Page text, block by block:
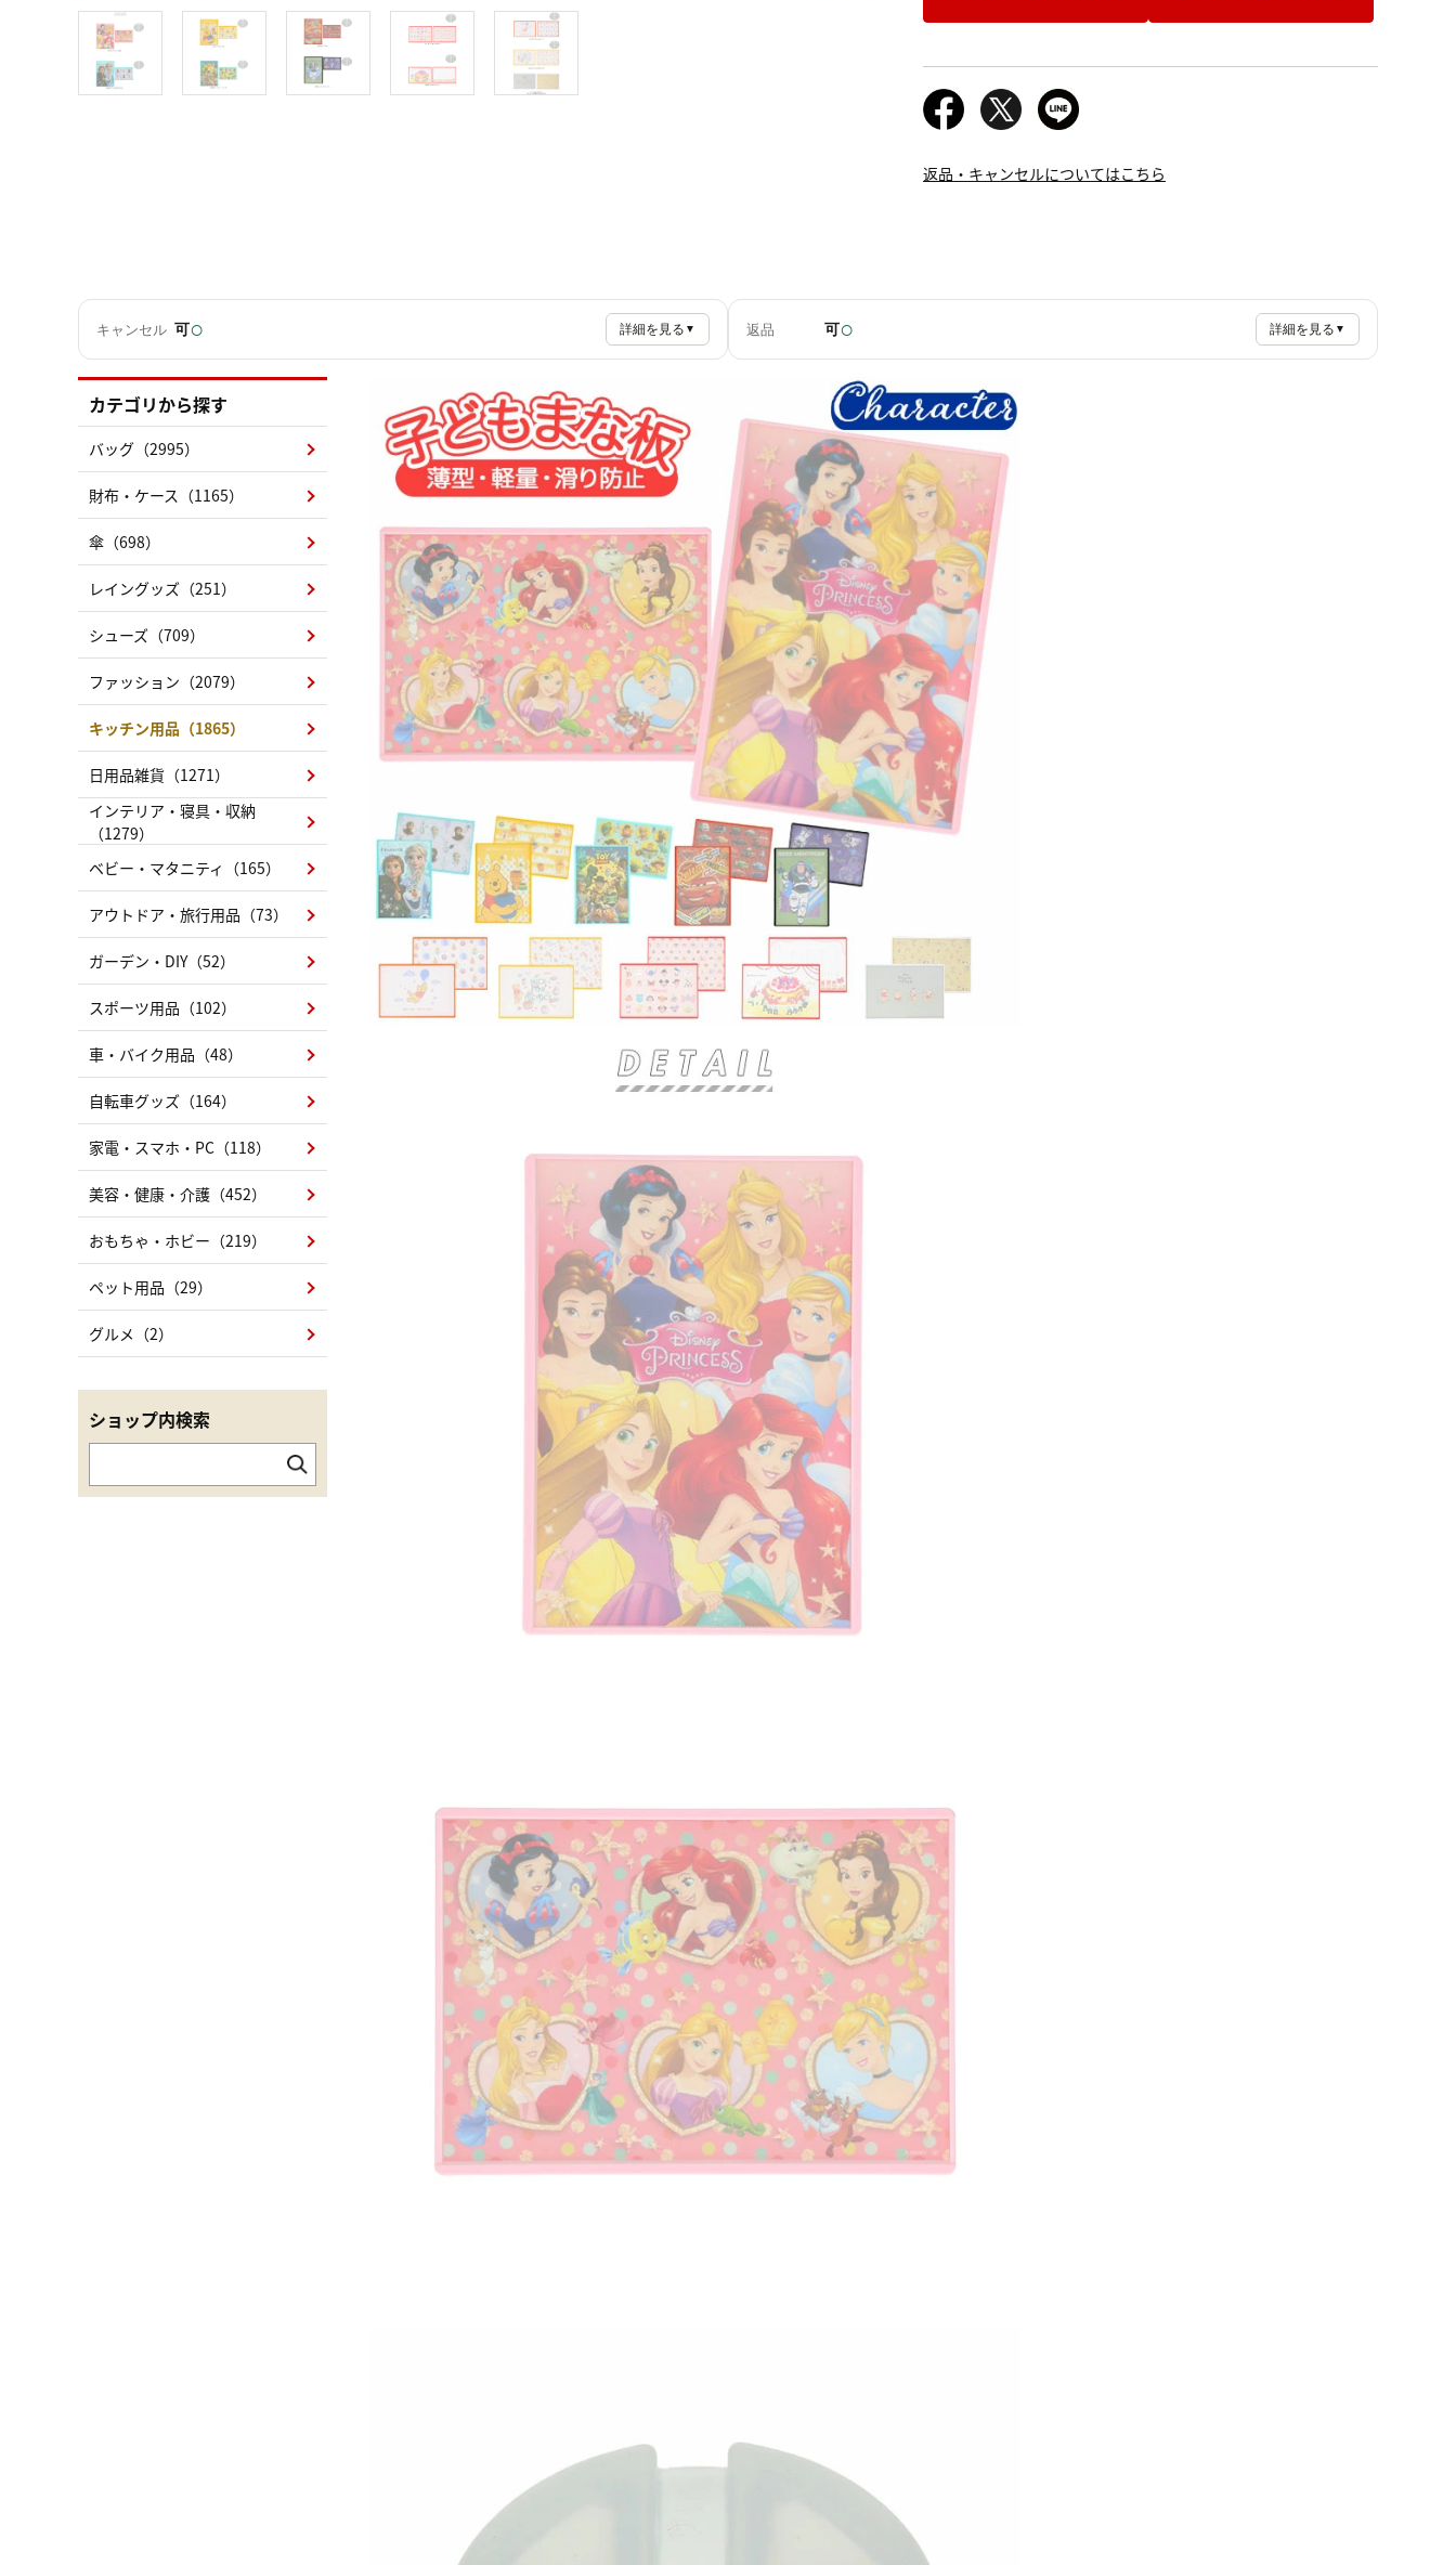
返品・キャンセルについてはこちら
キャンセル 可○ 詳細を見る ▼ 返品 可○ 詳細を見る ▼
カテゴリから探す
バッグ（2995）
財布・ケース（1165）
傘（698）
レイングッズ（251）
シューズ（709）
ファッション（2079）
キッチン用品（1865）
日用品雑貨（1271）
インテリア・寝具・収納
（1279）
ベビー・マタニティ（165）
アウトドア・旅行用品（73）
ガーデン・DIY（52）
スポーツ用品（102）
車・バイク用品（48）
自転車グッズ（164）
家電・スマホ・PC（118）
美容・健康・介護（452）
おもちゃ・ホビー（219）
ペット用品（29）
グルメ（2）
ショップ内検索